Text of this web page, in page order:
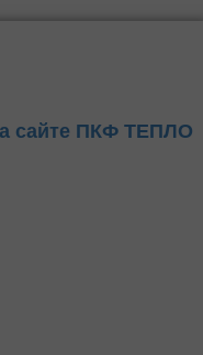
сайте ПКФ ТЕПЛО